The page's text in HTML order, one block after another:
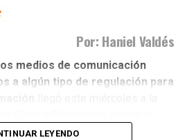
Por: Haniel Valdés
medios de comunicación
a algún tipo de regulación para
a que quienes ejercen el
LEYENDO